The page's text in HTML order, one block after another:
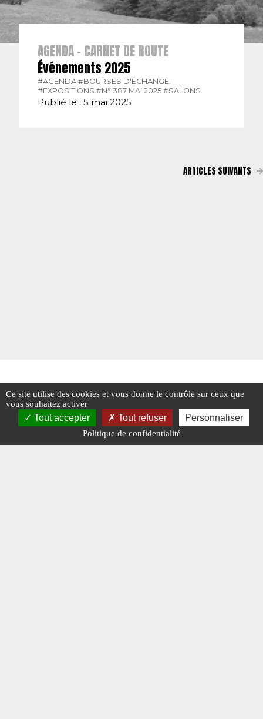
AGENDA - CARNET DE ROUTE
Événements 2025
#AGENDA. #BOURSES D'ÉCHANGE.
#EXPOSITIONS. #N° 387 MAI 2025. #SALONS.
Publié le : 5 mai 2025
ARTICLES SUIVANTS
Ce site utilise des cookies et vous donne le contrôle sur ceux que
vous souhaitez activer
Tout accepter Tout refuser Personnaliser
Politique de confidentialité